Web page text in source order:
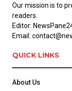
Our mission is to
readers.
Editor:
Email:
QUICK LINKS
About Us